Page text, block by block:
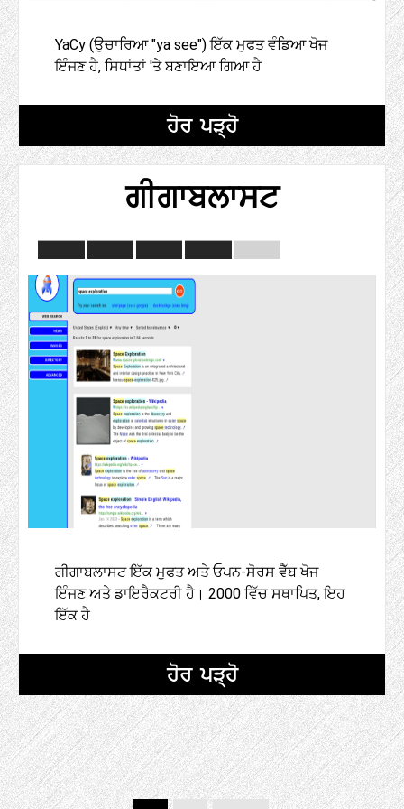
YaCy (ਉਚਾਰਿਆ "ya see") ਇੱਕ ਮੁਫਤ ਵੰਡਿਆ ਖੋਜ
ਇੰਜਣ ਹੈ, ਸਿਧਾਂਤਾਂ 'ਤੇ ਬਣਾਇਆ ਗਿਆ ਹੈ
ਹੋਰ ਪੜ੍ਹੋ
ਗੀਗਾਬਲਾਸਟ
ਗੀਗਾਬਲਾਸਟ ਇੱਕ ਮੁਫਤ ਅਤੇ ਓਪਨ-ਸੋਰਸ ਵੈੱਬ ਖੋਜ
ਇੰਜਣ ਅਤੇ ਡਾਇਰੈਕਟਰੀ ਹੈ। 2000 ਵਿੱਚ ਸਥਾਪਿਤ, ਇਹ
ਇੱਕ ਹੈ
ਹੋਰ ਪੜ੍ਹੋ